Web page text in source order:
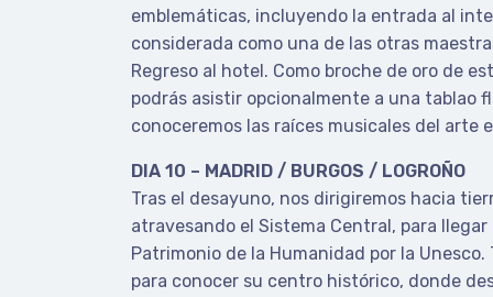
emblemáticas, incluyendo la entrada al
considerada como una de las otras
Regreso al hotel. Como broche de oro de
podrás asistir opcionalmente a una tablao
conoceremos las raíces musicales del arte
DIA 10 – MADRID / BURGOS / LOGROÑO
Tras el desayuno, nos dirigiremos hacia
atravesando el Sistema Central, para
Patrimonio de la Humanidad por la Unesco.
para conocer su centro histórico, donde